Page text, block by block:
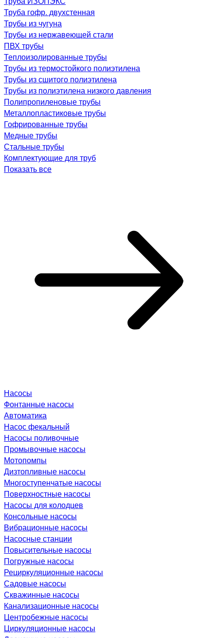
Труба гофр. двухстенная
Трубы из чугуна
Трубы из нержавеющей стали
ПВХ трубы
Теплоизолированные трубы
Трубы из термостойкого полиэтилена
Трубы из сшитого полиэтилена
Трубы из полиэтилена низкого давления
Полипропиленовые трубы
Металлопластиковые трубы
Гофрированные трубы
Медные трубы
Стальные трубы
Комплектующие для труб
Показать все
Насосы
Фонтанные насосы
Автоматика
Насос фекальный
Насосы поливочные
Промывочные насосы
Мотопомпы
Дизтопливные насосы
Многоступенчатые насосы
Поверхностные насосы
Насосы для колодцев
Консольные насосы
Вибрационные насосы
Насосные станции
Повысительные насосы
Погружные насосы
Рециркуляционные насосы
Садовые насосы
Скважинные насосы
Канализационные насосы
Центробежные насосы
Циркуляционные насосы